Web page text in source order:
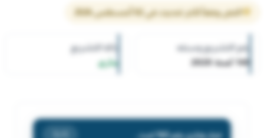
النص وفقاً لآخر تحديث في 02 أغسطس 2026
رقم التشريع وسنته
160 لسنة 2020
حالة التشريع
ساري